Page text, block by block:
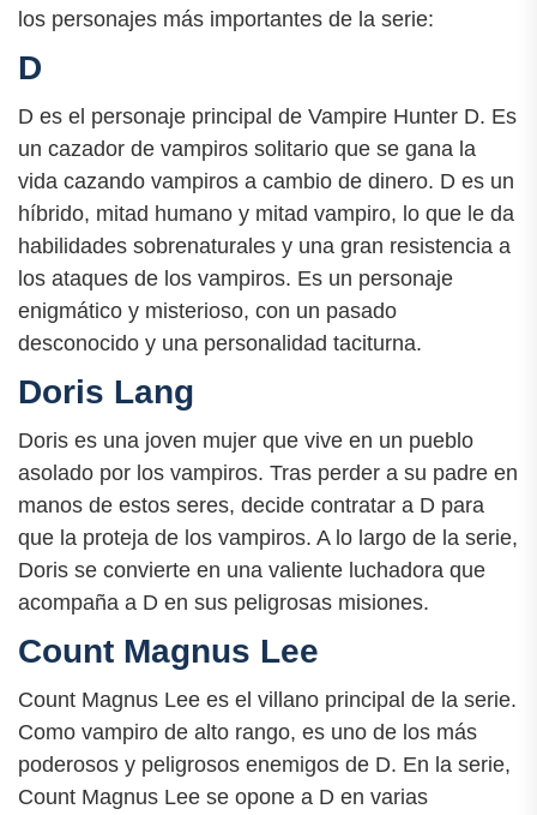
los personajes más importantes de la serie:
D
D es el personaje principal de Vampire Hunter D. Es
un cazador de vampiros solitario que se gana la
vida cazando vampiros a cambio de dinero. D es un
híbrido, mitad humano y mitad vampiro, lo que le da
habilidades sobrenaturales y una gran resistencia a
los ataques de los vampiros. Es un personaje
enigmático y misterioso, con un pasado
desconocido y una personalidad taciturna.
Doris Lang
Doris es una joven mujer que vive en un pueblo
asolado por los vampiros. Tras perder a su padre en
manos de estos seres, decide contratar a D para
que la proteja de los vampiros. A lo largo de la serie,
Doris se convierte en una valiente luchadora que
acompaña a D en sus peligrosas misiones.
Count Magnus Lee
Count Magnus Lee es el villano principal de la serie.
Como vampiro de alto rango, es uno de los más
poderosos y peligrosos enemigos de D. En la serie,
Count Magnus Lee se opone a D en varias